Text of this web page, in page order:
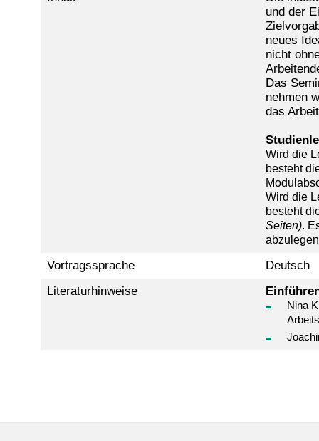
und der
neues
nicht
Das
nehmen
das
Wird die
besteht
Wird die
besteht
Seiten).
Vortragssprache
Deutsch
Literaturhinweise
Nina